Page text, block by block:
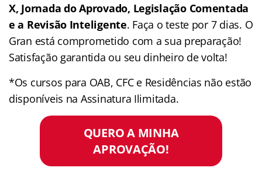
X, Jornada do Aprovado, Legislação Comentada
e a Revisão Inteligente. Faça o teste por 7 dias. O
Gran está comprometido com a sua preparação!
Satisfação garantida ou seu dinheiro de volta!
*Os cursos para OAB, CFC e Residências não estão
disponíveis na Assinatura Ilimitada.
QUERO A MINHA
APROVAÇÃO!